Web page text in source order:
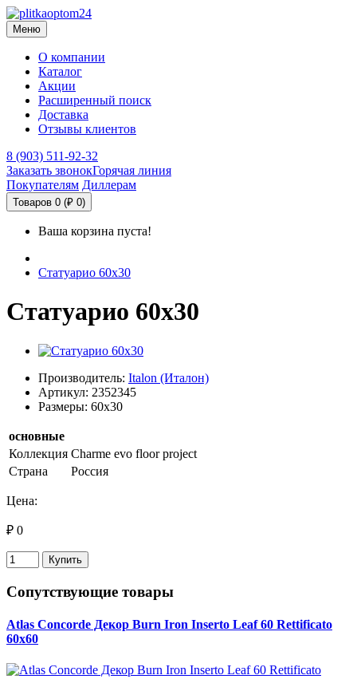
Меню
О компании
Каталог
Акции
Расширенный поиск
Доставка
Отзывы клиентов
8 (903) 511-92-32
Заказать звонокГорячая линия
Покупателям Диллерам
Товаров 0 (₽ 0)
Ваша корзина пуста!
Статуарио 60х30
Статуарио 60х30
Производитель: Italon (Италон)
Артикул: 2352345
Размеры: 60x30
основные
Коллекция Charme evo floor project
Страна
Россия
Цена:
₽ 0
Купить
Сопутствующие товары
Atlas Concorde Декор Burn Iron Inserto Leaf 60 Rettificato
60x60